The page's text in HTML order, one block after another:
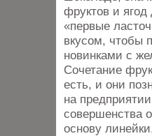
фруктов и
«первые
вкусом, чтобы
новинками с
Сочетание
есть, и они
на
совершенства
основу